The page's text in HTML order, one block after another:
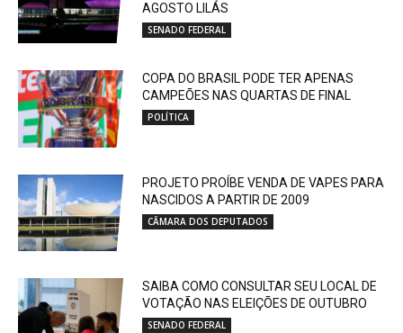
AGOSTO LILÁS
SENADO FEDERAL
COPA DO BRASIL PODE TER APENAS
CAMPEÕES NAS QUARTAS DE FINAL
POLÍTICA
PROJETO PROÍBE VENDA DE VAPES PARA
NASCIDOS A PARTIR DE 2009
CÂMARA DOS DEPUTADOS
SAIBA COMO CONSULTAR SEU LOCAL DE
VOTAÇÃO NAS ELEIÇÕES DE OUTUBRO
SENADO FEDERAL